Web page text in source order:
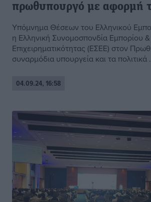
πρωθυπουργό με αφορμή
Υπόμνημα Θέσεων του Ελληνικού
η Ελληνική Συνομοσπονδία Εμπορίου &
Επιχειρηματικότητας (ΕΣΕΕ) στον
συναρμόδια υπουργεία και τα πολιτικά
04.09.24, 16:58